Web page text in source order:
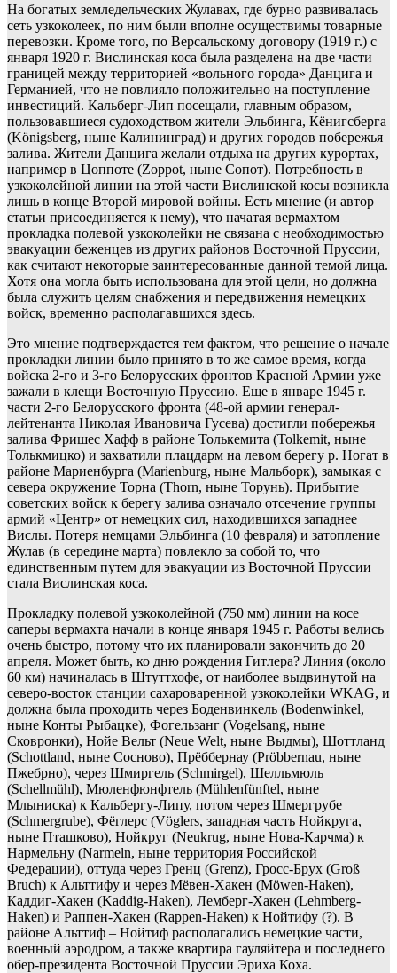
На богатых земледельческих Жулавах, где бурно развивалась
сеть узкоколеек, по ним были вполне осуществимы товарные
перевозки. Кроме того, по Версальскому договору (1919 г.) с
января 1920 г. Вислинская коса была разделена на две части
границей между территорией «вольного города» Данцига и
Германией, что не повлияло положительно на поступление
инвестиций. Кальберг-Лип посещали, главным образом,
пользовавшиеся судоходством жители Эльбинга, Кёнигсберга
(Königsberg, ныне Калининград) и других городов побережья
залива. Жители Данцига желали отдыха на других курортах,
например в Цоппоте (Zoppot, ныне Сопот). Потребность в
узкоколейной линии на этой части Вислинской косы возникла
лишь в конце Второй мировой войны. Есть мнение (и автор
статьи присоединяется к нему), что начатая вермахтом
прокладка полевой узкоколейки не связана с необходимостью
эвакуации беженцев из других районов Восточной Пруссии,
как считают некоторые заинтересованные данной темой лица.
Хотя она могла быть использована для этой цели, но должна
была служить целям снабжения и передвижения немецких
войск, временно располагавшихся здесь.
Это мнение подтверждается тем фактом, что решение о начале
прокладки линии было принято в то же самое время, когда
войска 2-го и 3-го Белорусских фронтов Красной Армии уже
зажали в клещи Восточную Пруссию. Еще в январе 1945 г.
части 2-го Белорусского фронта (48-ой армии генерал-
лейтенанта Николая Ивановича Гусева) достигли побережья
залива Фришес Хафф в районе Толькемита (Tolkemit, ныне
Толькмицко) и захватили плацдарм на левом берегу р. Ногат в
районе Мариенбурга (Marienburg, ныне Мальборк), замыкая с
севера окружение Торна (Thorn, ныне Торунь). Прибытие
советских войск к берегу залива означало отсечение группы
армий «Центр» от немецких сил, находившихся западнее
Вислы. Потеря немцами Эльбинга (10 февраля) и затопление
Жулав (в середине марта) повлекло за собой то, что
единственным путем для эвакуации из Восточной Пруссии
стала Вислинская коса.
Прокладку полевой узкоколейной (750 мм) линии на косе
саперы вермахта начали в конце января 1945 г. Работы велись
очень быстро, потому что их планировали закончить до 20
апреля. Может быть, ко дню рождения Гитлера? Линия (около
60 км) начиналась в Штуттхофе, от наиболее выдвинутой на
северо-восток станции сахароваренной узкоколейки WKAG, и
должна была проходить через Боденвинкель (Bodenwinkel,
ныне Конты Рыбацке), Фогельзанг (Vogelsang, ныне
Сковронки), Нойе Вельт (Neue Welt, ныне Выдмы), Шоттланд
(Schottland, ныне Сосново), Прёббернау (Pröbbernau, ныне
Пжебрно), через Шмиргель (Schmirgel), Шелльмюль
(Schellmühl), Мюленфюнфтель (Mühlenfünftel, ныне
Млыниска) к Кальбергу-Липу, потом через Шмергрубе
(Schmergrube), Фёглерс (Vöglers, западная часть Нойкруга,
ныне Пташково), Нойкруг (Neukrug, ныне Нова-Карчма) к
Нармельну (Narmeln, ныне территория Российской
Федерации), оттуда через Гренц (Grenz), Гросс-Брух (Groß
Bruch) к Альттифу и через Мёвен-Хакен (Möwen-Haken),
Каддиг-Хакен (Kaddig-Haken), Лемберг-Хакен (Lehmberg-
Haken) и Раппен-Хакен (Rappen-Haken) к Нойтифу (?). В
районе Альттиф – Нойтиф располагались немецкие части,
военный аэродром, а также квартира гауляйтера и последнего
обер-президента Восточной Пруссии Эриха Коха.